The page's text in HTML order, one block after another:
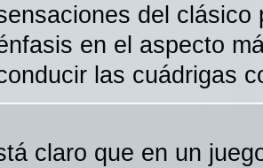
del clásico
en el aspecto
las cuádrigas
claro que en un